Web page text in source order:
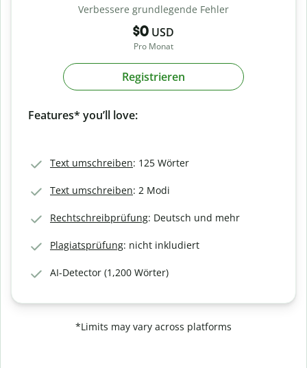
Verbessere grundlegende Fehler
$0 USD
Pro Monat
Registrieren
Features* you’ll love:
Text umschreiben: 125 Wörter
Text umschreiben: 2 Modi
Rechtschreibprüfung: Deutsch und mehr
Plagiatsprüfung: nicht inkludiert
AI-Detector (1,200 Wörter)
*Limits may vary across platforms